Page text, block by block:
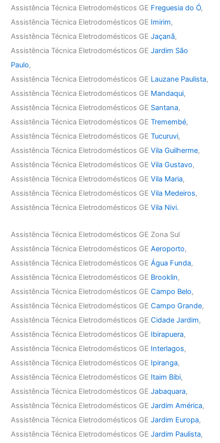
Assistência Técnica Eletrodomésticos GE Freguesia do Ó,
Assistência Técnica Eletrodomésticos GE Imirim,
Assistência Técnica Eletrodomésticos GEJaçanã,
Assistência Técnica Eletrodomésticos GEJardim São
Paulo,
Assistência Técnica Eletrodomésticos GE Lauzane Paulista,
Assistência Técnica Eletrodomésticos GE Mandaqui,
Assistência Técnica Eletrodomésticos GE Santana,
Assistência Técnica Eletrodomésticos GETremembé,
Assistência Técnica Eletrodomésticos GETucuruvi,
Assistência Técnica Eletrodomésticos GEVila Guilherme,
Assistência Técnica Eletrodomésticos GEVila Gustavo,
Assistência Técnica Eletrodomésticos GEVila Maria,
Assistência Técnica Eletrodomésticos GEVila Medeiros,
Assistência Técnica Eletrodomésticos GEVila Nivi.
Assistência Técnica Eletrodomésticos GE Zona Sul
Assistência Técnica Eletrodomésticos GEAeroporto,
Assistência Técnica Eletrodomésticos GEÁgua Funda,
Assistência Técnica Eletrodomésticos GE Brooklin,
Assistência Técnica Eletrodomésticos GECampo Belo,
Assistência Técnica Eletrodomésticos GECampo Grande,
Assistência Técnica Eletrodomésticos GECidade Jardim,
Assistência Técnica Eletrodomésticos GE Ibirapuera,
Assistência Técnica Eletrodomésticos GE Interlagos,
Assistência Técnica Eletrodomésticos GE Ipiranga,
Assistência Técnica Eletrodomésticos GE Itaim Bibi,
Assistência Técnica Eletrodomésticos GEJabaquara,
Assistência Técnica Eletrodomésticos GEJardim América,
Assistência Técnica Eletrodomésticos GEJardim Europa,
Assistência Técnica Eletrodomésticos GEJardim Paulista,